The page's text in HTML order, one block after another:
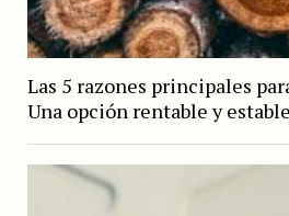
Las 5 razones principales
Una opción rentable y estable